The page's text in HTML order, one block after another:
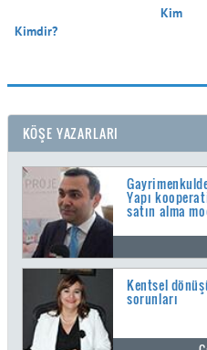
Kimdir?
KÖŞE YAZARLARI
Yapı
satın alma
Kentsel
sorunları